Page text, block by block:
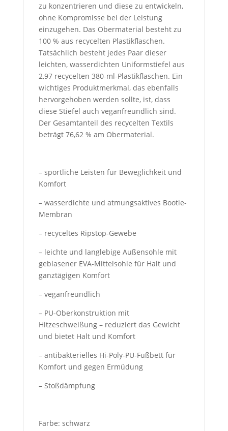
zu konzentrieren und diese zu entwickeln,
ohne Kompromisse bei der Leistung
einzugehen. Das Obermaterial besteht zu
100 % aus recycelten Plastikflaschen.
Tatsächlich besteht jedes Paar dieser
leichten, wasserdichten Uniformstiefel aus
2,97 recycelten 380-ml-Plastikflaschen. Ein
wichtiges Produktmerkmal, das ebenfalls
hervorgehoben werden sollte, ist, dass
diese Stiefel auch veganfreundlich sind.
Der Gesamtanteil des recycelten Textils
beträgt 76,62 % am Obermaterial.
– sportliche Leisten für Beweglichkeit und
Komfort
– wasserdichte und atmungsaktives Bootie-
Membran
– recyceltes Ripstop-Gewebe
– leichte und langlebige Außensohle mit
geblasener EVA-Mittelsohle für Halt und
ganztägigen Komfort
– veganfreundlich
– PU-Oberkonstruktion mit
Hitzeschweißung – reduziert das Gewicht
und bietet Halt und Komfort
– antibakterielles Hi-Poly-PU-Fußbett für
Komfort und gegen Ermüdung
– Stoßdämpfung
Farbe: schwarz